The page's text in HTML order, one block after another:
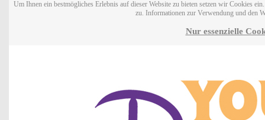
Um Ihnen ein bestmögliches Erlebnis auf dieser Website zu bieten setzen wir Cookies
zu. Informationen zur Verwendung und den
Nur essenzielle